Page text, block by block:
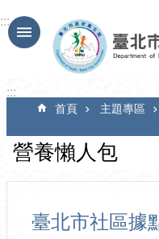
跳到主要內容區塊
:::
:::
首頁 主題專區
營養懶人包
臺北市社區據